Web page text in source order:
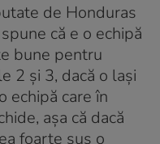
de Honduras
că e o echipă
bune pentru
2 și 3, dacă o lași
echipă care în
așa că dacă
foarte sus o